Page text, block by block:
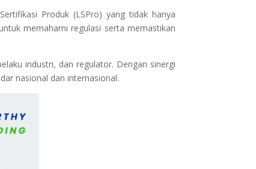
Produk (LSPro) yang tidak hanya
memahami regulasi serta memastikan
industri, dan regulator. Dengan sinergi
nasional dan internasional.